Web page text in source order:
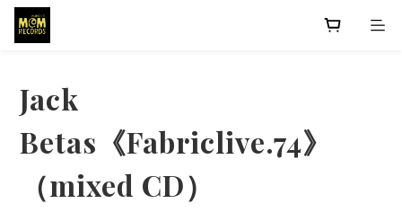
Jack
Betas《Fabriclive.74》
（mixed CD）